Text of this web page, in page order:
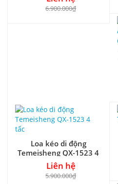
6.900.000₫
Loa kéo di động
Temeisheng QX-1523 4
tấc
Liên hệ
5.900.000₫